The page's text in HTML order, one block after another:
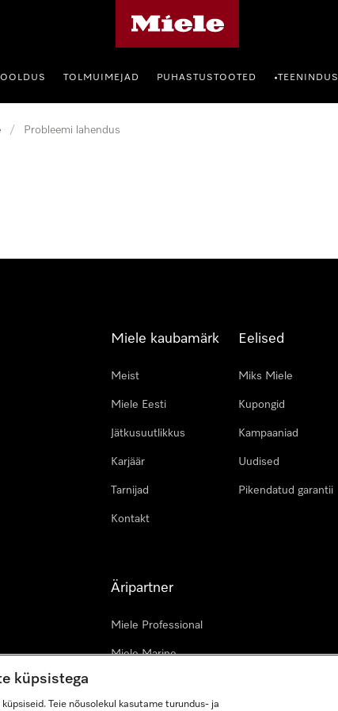
TOLMUIMEJAD PUHASTUSTOOTED •TEENINDUS
/ Probleemi lahendus
Miele kaubamärk
Meist
Miele Eesti
Jätkusuutlikkus
Karjäär
Tarnijad
Kontakt
Eelised
Miks Miele
Kupongid
Kampaaniad
Uudised
Pikendatud garantii
Äripartner
Miele Professional
Miele Marine
küpsistega
Teie nõusolekul kasutame turundus- ja